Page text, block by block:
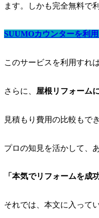
ます。しかも完全無料で
SUUMOカウンターを利
このサービスを利用すれ
さらに、 屋根リフォーム
見積もり費用の比較もで
プロの知見を活かして、
「本気でリフォームを成
それでは、本文に入って